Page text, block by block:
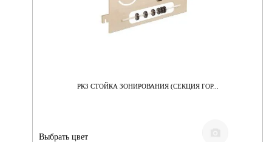
РК3 СТОЙКА ЗОНИРОВАНИЯ (СЕКЦИЯ ГОР...
Выбрать цвет